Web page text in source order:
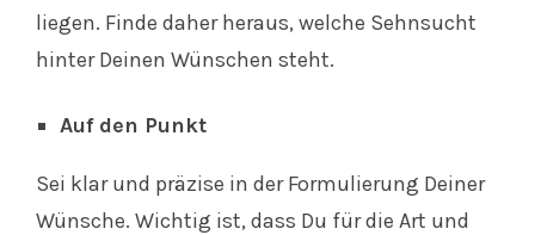
liegen. Finde daher heraus, welche Sehnsucht
hinter Deinen Wünschen steht.
Auf den Punkt
Sei klar und präzise in der Formulierung Deiner
Wünsche. Wichtig ist, dass Du für die Art und